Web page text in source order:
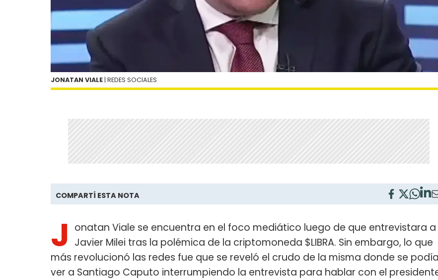
JONATAN VIALE | REDES SOCIALES
COMPARTÍ ESTA NOTA
J onatan Viale se encuentra en el foco mediático luego de que entrevistara a
Javier Milei tras la polémica de la criptomoneda $LIBRA. Sin embargo, lo que
más revolucionó las redes fue que se reveló el crudo de la misma donde se podía
ver a Santiago Caputo interrumpiendo la entrevista para hablar con el